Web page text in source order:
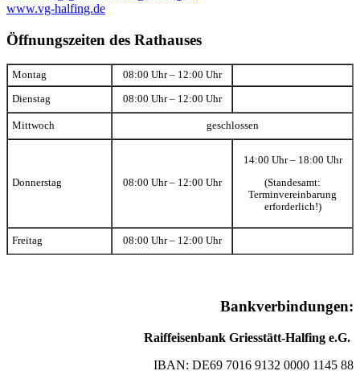
www.vg-halfing.de
Öffnungszeiten des Rathauses
Montag 08:00 Uhr – 12:00 Uhr
Dienstag 08:00 Uhr – 12:00 Uhr
Mittwoch geschlossen
Donnerstag 08:00 Uhr – 12:00 Uhr
14:00 Uhr – 18:00 Uhr
(Standesamt:
Terminvereinbarung
erforderlich!)
Freitag 08:00 Uhr – 12:00 Uhr
Bankverbindungen:
Raiffeisenbank Griesstätt-Halfing e.G.
IBAN: DE69 7016 9132 0000 1145 88